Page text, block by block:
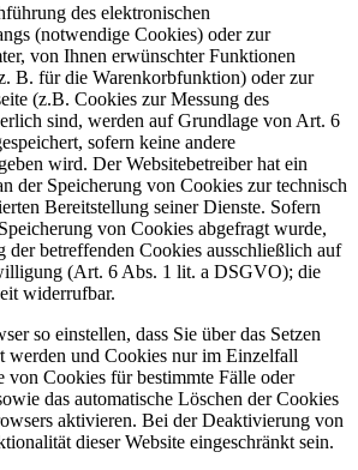
des elektronischen
(notwendige Cookies) oder zur
von Ihnen erwünschter Funktionen
B. für die Warenkorbfunktion) oder zur
(z.B. Cookies zur Messung des
sind, werden auf Grundlage von Art. 6
sofern keine andere
wird. Der Websitebetreiber hat ein
der Speicherung von Cookies zur technisch
Bereitstellung seiner Dienste. Sofern
von Cookies abgefragt wurde,
der betreffenden Cookies ausschließlich auf
(Art. 6 Abs. 1 lit. a DSGVO); die
widerrufbar.
so einstellen, dass Sie über das Setzen
werden und Cookies nur im Einzelfall
von Cookies für bestimmte Fälle oder
das automatische Löschen der Cookies
aktivieren. Bei der Deaktivierung von
dieser Website eingeschränkt sein.